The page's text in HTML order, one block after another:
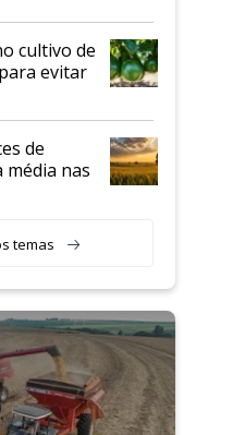
cultivo de
evitar
de
média nas
temas